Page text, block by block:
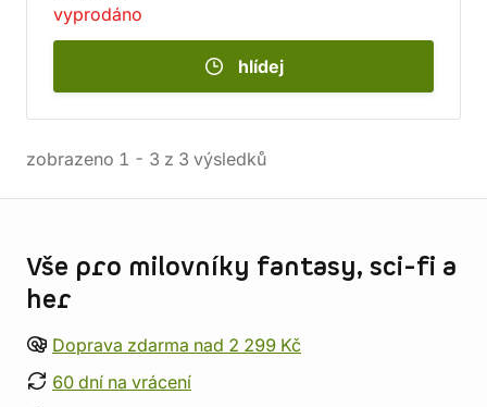
vyprodáno
hlídej
zobrazeno 1 - 3 z 3 výsledků
Vše pro milovníky fantasy, sci-fi a
her
Doprava zdarma nad 2 299 Kč
60 dní na vrácení